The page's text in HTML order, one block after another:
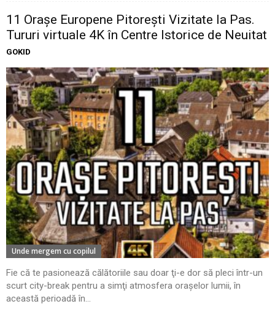
11 Oraşe Europene Pitoreşti Vizitate la Pas.
Tururi virtuale 4K în Centre Istorice de Neuitat
GOKID
Unde mergem cu copilul
Fie că te pasionează călătoriile sau doar ţi-e dor să pleci într-un
scurt city-break pentru a simţi atmosfera oraşelor lumii, în
această perioadă în...